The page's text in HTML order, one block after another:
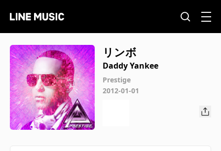
リンボ
Daddy Yankee
Prestige
2012-01-01